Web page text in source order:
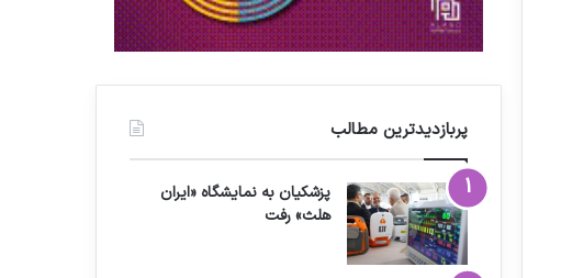
پربازدیدترین مطالب
پزشکیان به نمایشگاه «ایران
هلث» رفت